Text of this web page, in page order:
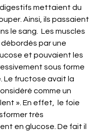
mettaient du
Ainsi, ils passaient
le sang.  Les muscles
par une
et pouvaient les
sous forme
Le fructose avait la
comme un
». En effet,  le foie
très
en glucose. De fait il